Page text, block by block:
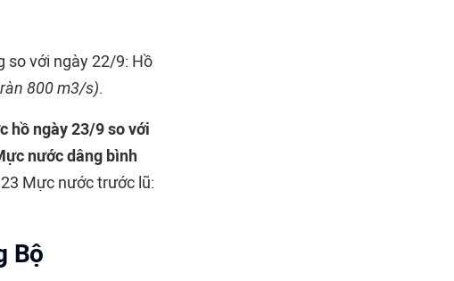
so với ngày 22/9: Hồ
800 m3/s).
hồ ngày 23/9 so với
nước dâng bình
Mực nước trước lũ:
Bộ